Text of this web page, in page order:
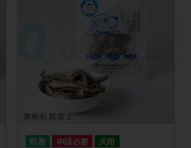
申請必要 犬用